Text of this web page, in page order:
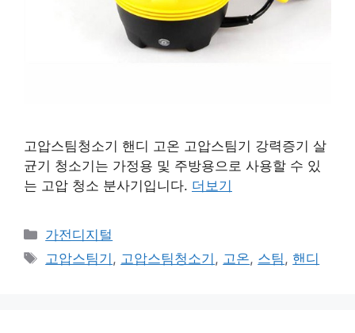
고압스팀청소기 핸디 고온 고압스팀기 강력증기 살
균기 청소기는 가정용 및 주방용으로 사용할 수 있
는 고압 청소 분사기입니다. 더보기
카
테
가전디지털
태
고압스팀기 , 고압스팀청소기 , 고온, 스팀, 핸디